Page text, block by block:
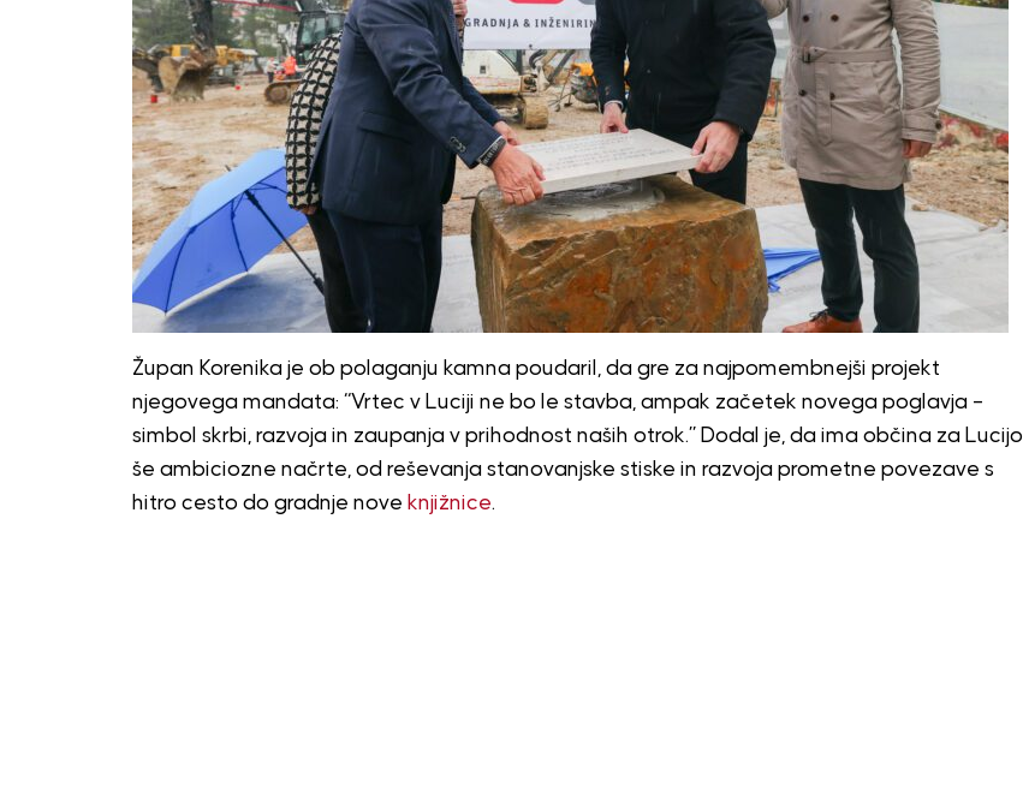
Župan Korenika je ob polaganju kamna poudaril, da gre za najpomembnejši projekt
njegovega mandata: “Vrtec v Luciji ne bo le stavba, ampak začetek novega poglavja –
simbol skrbi, razvoja in zaupanja v prihodnost naših otrok.” Dodal je, da ima občina za Lucijo
še ambiciozne načrte, od reševanja stanovanjske stiske in razvoja prometne povezave s
hitro cesto do gradnje nove knjižnice.